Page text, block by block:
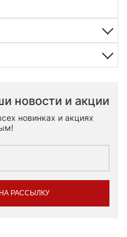
новости и акции
новинках и акциях
РАССЫЛКУ